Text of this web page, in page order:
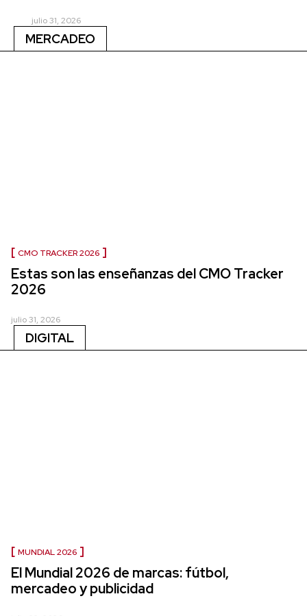
julio 31, 2026
MERCADEO
CMO TRACKER 2026
Estas son las enseñanzas del CMO Tracker
2026
julio 31, 2026
DIGITAL
MUNDIAL 2026
El Mundial 2026 de marcas: fútbol,
mercadeo y publicidad